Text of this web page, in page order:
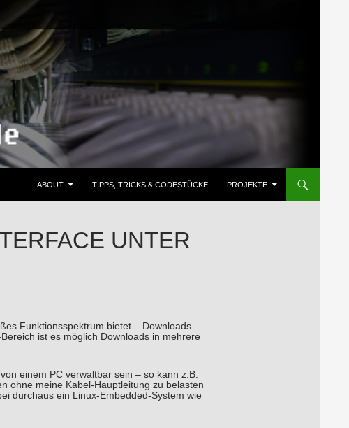
ABOUT
TIPPS, TRICKS & CODESTÜCKE PROJEKTE
UNTER
Funktionsspektrum bietet – Downloads
ist es möglich Downloads in mehrere
einem PC verwaltbar sein – so kann z.B.
ohne meine Kabel-Hauptleitung zu belasten
durchaus ein Linux-Embedded-System wie